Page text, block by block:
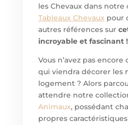
les Chevaux dans notre
Tableaux Chevaux pour
autres références sur
incroyable et fascinant !
Vous n’avez pas encore
qui viendra décorer les
logement ? Alors
attendre notre
Animaux, possédant
propres